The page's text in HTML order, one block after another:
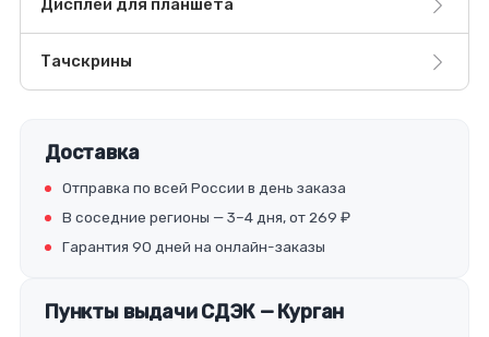
Дисплеи для планшета
Тачскрины
Доставка
Отправка по всей России в день заказа
В соседние регионы — 3–4 дня, от 269 ₽
Гарантия 90 дней на онлайн-заказы
Пункты выдачи СДЭК — Курган